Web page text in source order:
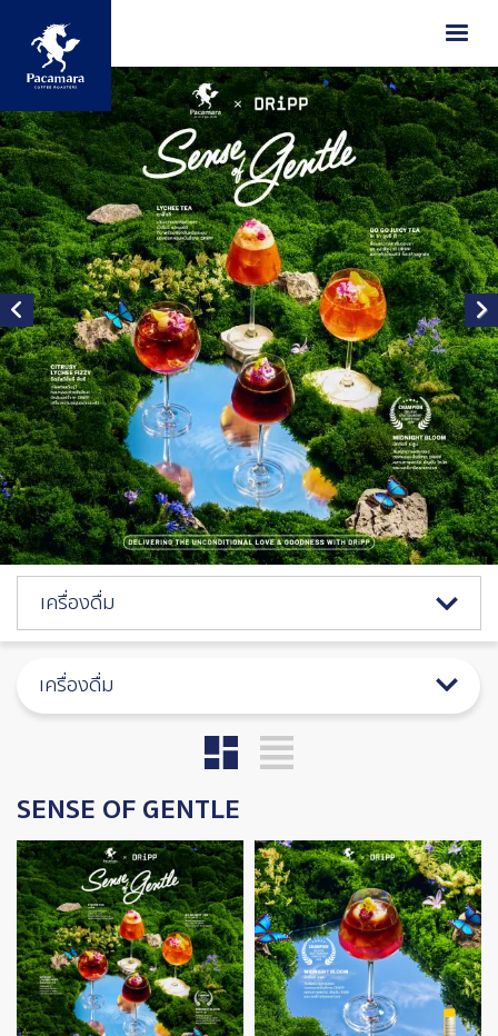
ข้ามไปยังเนื้อหาหลัก
Image
Image
Image
Image
Catalog Menu
เครื่องดื่ม
เครื่องดื่ม
SENSE OF GENTLE
Image Image